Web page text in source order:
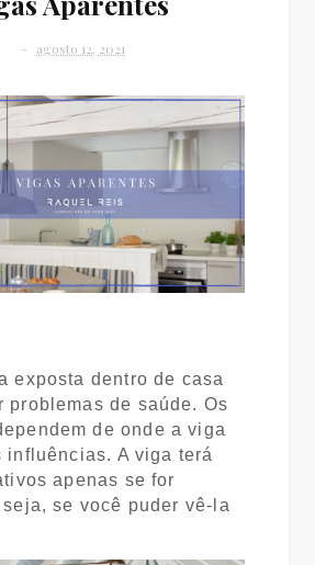
agosto 12, 2021
exposta dentro de casa
problemas de saúde. Os
de onde a viga
influências. A viga terá
apenas sefor
se você puder vê-la